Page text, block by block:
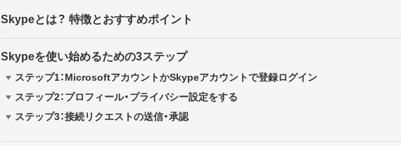
Skypeとは？ 特徴とおすすめポイント
Skypeを使い始めるための3ステップ
ステップ1：MicrosoftアカウントかSkypeアカウントで登録ログイン
ステップ2：プロフィール・プライバシー設定をする
ステップ3：接続リクエストの送信・承認